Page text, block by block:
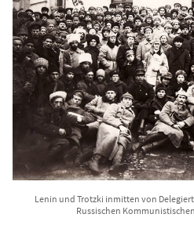
Lenin und Trotzki inmitten von
Russischen